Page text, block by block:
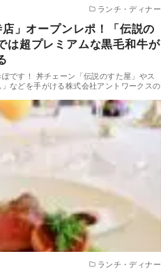
ランチ・ディナー
店」オープンレポ！「伝説の
は超プレミアムな黒毛和牛が
です！ 丼チェーン「伝説のすた屋」やス
などを手がける株式会社アントワークスの
ランチ・ディナー